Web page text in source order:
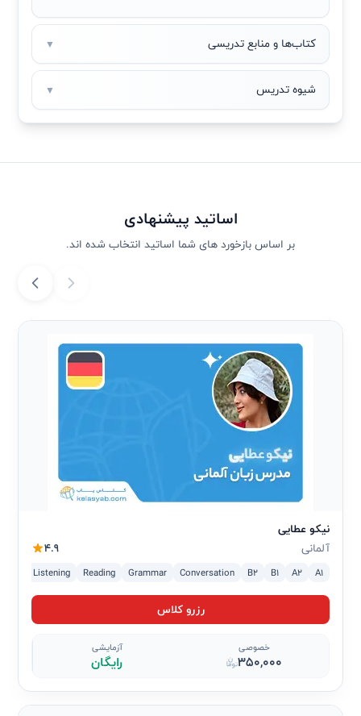
کتاب‌ها و منابع تدریسی ▼
شیوه تدریس ▼
اساتید پیشنهادی
بر اساس بازخورد های شما اساتید انتخاب شده اند.
نیکو عطایی
آلمانی
4.9
A1
A2
B1
B2
Conversation
Grammar
Reading
Listening
رزرو کلاس
خصوصی
350,000
آزمایشی
رایگان